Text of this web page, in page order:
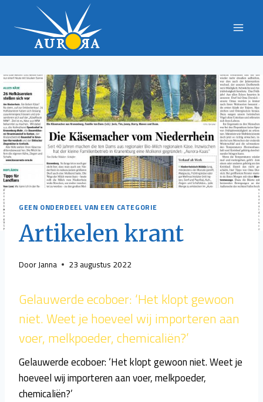
Doorgaan
naar
GEEN ONDERDEEL VAN EEN CATEGORIE
Artikelen krant
Door Janna 23 augustus 2022
Gelauwerde ecoboer: ‘Het klopt gewoon
niet. Weet je hoeveel wij importeren aan
voer, melkpoeder, chemicaliën?’
Gelauwerde ecoboer: ‘Het klopt gewoon niet. Weet je
hoeveel wij importeren aan voer, melkpoeder,
chemicaliën?’